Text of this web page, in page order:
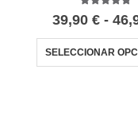
39,90 € -
SELECCIONAR